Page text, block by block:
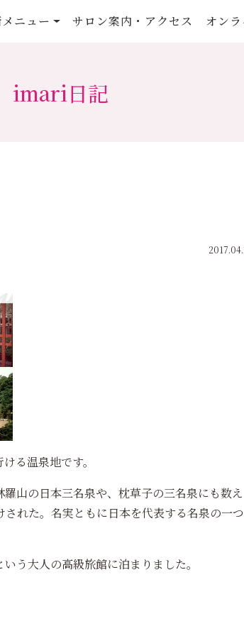
ニュー サロン案内・アクセス オン
imari日記
る温泉地です。
山の日本三名泉や、枕草子の三名泉にも数え
れた。名実ともに日本を代表する名泉の一つ
う大人の高級旅館に泊まりました。